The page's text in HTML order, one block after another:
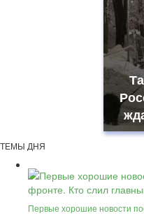
ТЕМЫ ДНЯ
Первые хорошие новости